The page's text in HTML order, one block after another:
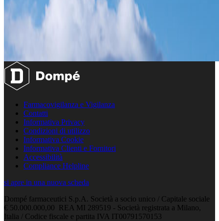
Farmacovigilanza e Vigilanza
Contatti
Informativa Privacy
Condizioni di utilizzo
Informativa Cookie
Informativa Clienti e Fornitori
Accessibilità
Compliance Helpline
si apre in una nuova scheda
Dompé farmaceutici S.p.A. Società a socio unico / Capitale sociale
€ 50.000.000,00 REA MI 289519 - Società registrata a Milano,
Italia / Codice fiscale e partita IVA IT00791570153